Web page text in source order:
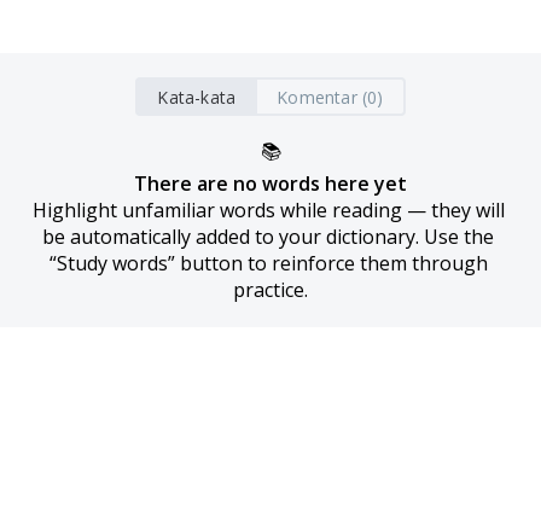
Kata-kata Komentar (0)
📚
There are no words here yet
Highlight unfamiliar words while reading — they will
be automatically added to your dictionary. Use the
“Study words” button to reinforce them through
practice.